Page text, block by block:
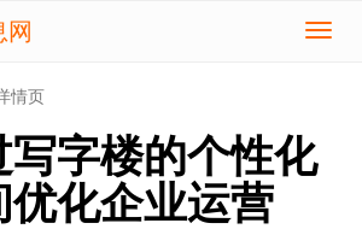
切
网
情页
写字楼的个性化
优化企业运营